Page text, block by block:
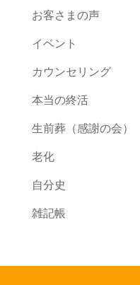
お客さまの声
イベント
カウンセリング
本当の終活
生前葬（感謝の会）
老化
自分史
雑記帳